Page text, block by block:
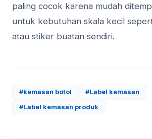
paling cocok karena mudah
untuk kebutuhan skala kecil
atau stiker buatan sendiri.
#kemasan botol
#Label kemasan
#Label kemasan produk